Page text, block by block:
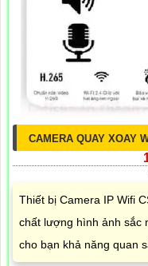
CAMERA QUAY XOAY
Thiết bị Camera IP Wifi
chất lượng hình ảnh sắc
cho bạn khả năng quan